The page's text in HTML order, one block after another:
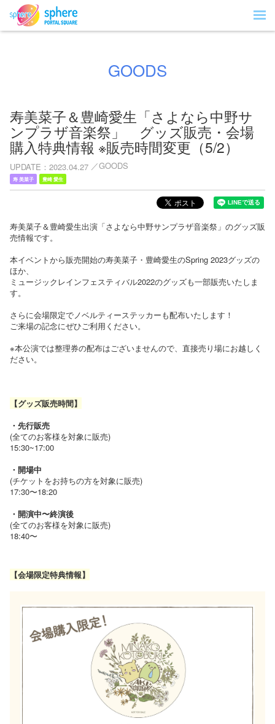
GOODS
寿美菜子＆豊崎愛生「さよなら中野サ
ンプラザ音楽祭」 グッズ販売・会場
購入特典情報 ※販売時間変更（5/2）
UPDATE 2023.04.27 GOODS
寿 美菜子 豊崎 愛生
寿美菜子＆豊崎愛生出演「さよなら中野サンプラザ音楽祭」のグッズ販
売情報です。
本イベントから販売開始の寿美菜子・豊崎愛生のSpring 2023グッズの
ほか、
ミュージックレインフェスティバル2022のグッズも一部販売いたしま
す。
さらに会場限定でノベルティーステッカーも配布いたします！
ご来場の記念にぜひご利用ください。
※本公演では整理券の配布はございませんので、直接売り場にお越しく
ださい。
【グッズ販売時間】
・先行販売
(全てのお客様を対象に販売)
15:30~17:00
・開場中
(チケットをお持ちの方を対象に販売)
17:30〜18:20
・開演中〜終演後
(全てのお客様を対象に販売)
18:40〜
【会場限定特典情報】